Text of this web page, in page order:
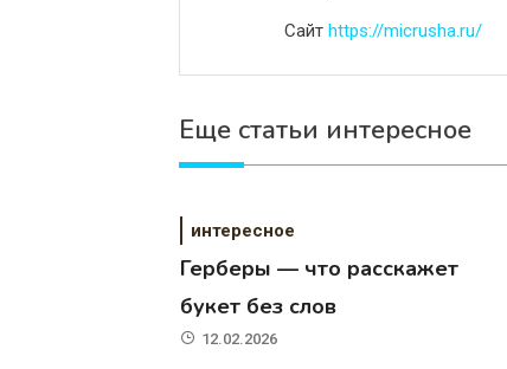
Сайт https://micrusha.ru/
Еще статьи интересное
интересное
Герберы — что расскажет
букет без слов
12.02.2026